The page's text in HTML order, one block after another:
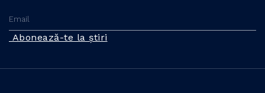
Abonează-te la știri